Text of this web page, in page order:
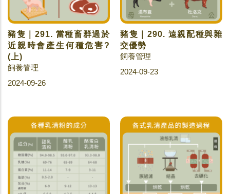
豬隻｜291. 當種畜群過於
近親時會產生何種危害?
(上)
飼養管理
2024-09-26
豬隻｜290. 遠親配種與雜
交優勢
飼養管理
2024-09-23